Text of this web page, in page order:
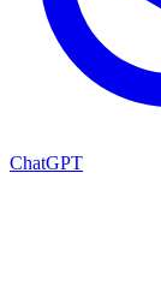
ChatGPT